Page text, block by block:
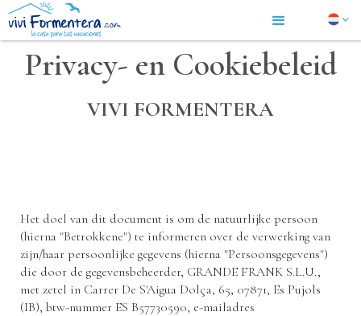
Privacy- en Cookiebeleid
VIVI FORMENTERA
Het doel van dit document is om de natuurlijke persoon
(hierna "Betrokkene") te informeren over de verwerking van
zijn/haar persoonlijke gegevens (hierna "Persoonsgegevens")
die door de gegevensbeheerder, GRANDE FRANK S.L.U.,
met zetel in Carrer De S'Aigua Dolça, 65, 07871, Es Pujols
(IB), btw-nummer ES B57730590, e-mailadres